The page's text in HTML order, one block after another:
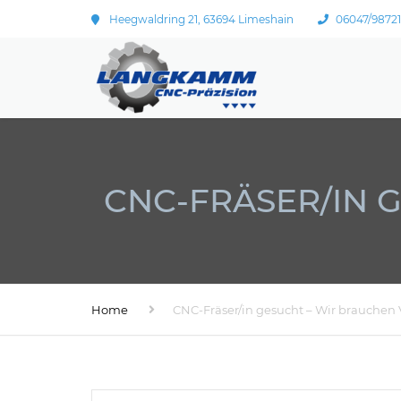
Heegwaldring 21, 63694 Limeshain 06047/
CNC-FRÄSER/IN
Home CNC-Fräser/in gesucht – Wir brauchen